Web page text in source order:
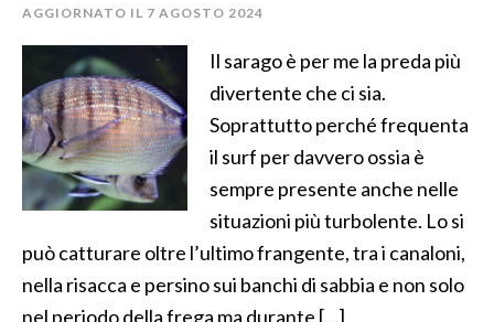
AGGIORNATO IL 7 AGOSTO 2024
Il sarago è per me la preda più
divertente che ci sia.
Soprattutto perché frequenta
il surf per davvero ossia è
sempre presente anche nelle
situazioni più turbolente. Lo si
può catturare oltre l’ultimo frangente, tra i canaloni,
nella risacca e persino sui banchi di sabbia e non solo
nel periodo della frega ma durante […]